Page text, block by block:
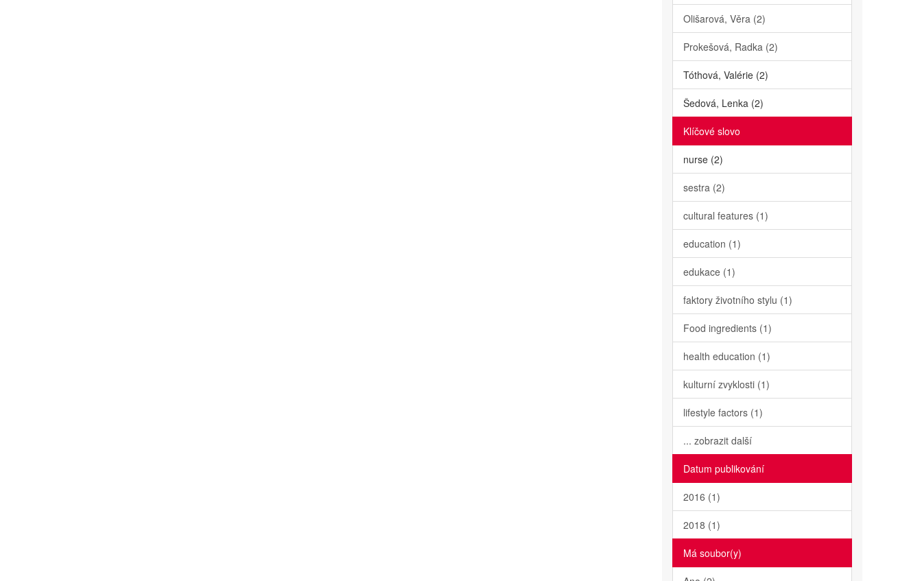
Olišarová, Věra (2)
Prokešová, Radka (2)
Tóthová, Valérie (2)
Šedová, Lenka (2)
Klíčové slovo
nurse (2)
sestra (2)
cultural features (1)
education (1)
edukace (1)
faktory životního stylu (1)
Food ingredients (1)
health education (1)
kulturní zvyklosti (1)
lifestyle factors (1)
... zobrazit další
Datum publikování
2016 (1)
2018 (1)
Má soubor(y)